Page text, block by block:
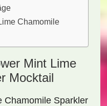
Chamomile
Mint Lime
Mocktail
Chamomile Sparkler